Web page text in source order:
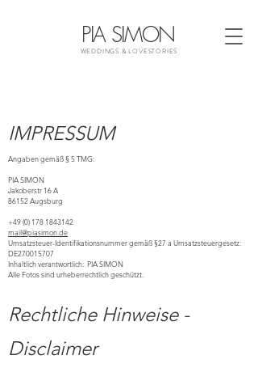
PIA SIMON
WEDDINGS & LOVESTORIES
IMPRESSUM
Angaben gemäß § 5 TMG:
PIA SIMON
Jakoberstr 16 A
86152 Augsburg
+49 (0) 178 1843142
mail@piasimon.de
Umsatzsteuer-Identifikationsnummer gemäß §27 a Umsatzsteuergesetz:
DE270015707
Inhaltlich verantwortlich: PIA SIMON
Alle Fotos sind urheberrechtlich geschützt.
Rechtliche Hinweise -
Disclaimer